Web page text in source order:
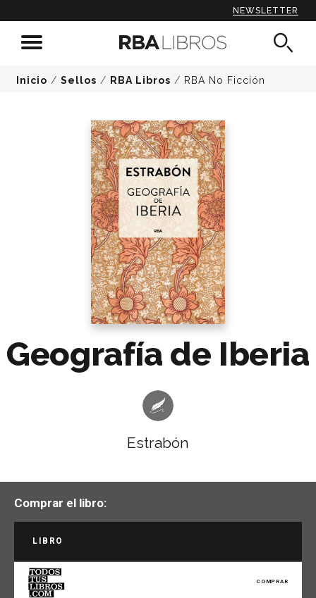
NEWSLETTER
Inicio / Sellos / RBA Libros / RBA No Ficción
Geografía de Iberia
Estrabón
Comprar el libro:
LIBRO
COMPRAR